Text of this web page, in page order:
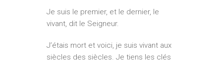
Je suis le premier, et le dernier, le
vivant, dit le Seigneur.
J’étais mort et voici, je suis vivant aux
siècles des siècles. Je tiens les clés